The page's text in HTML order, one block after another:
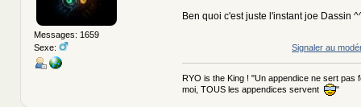
Messages: 1659
Sexe:
Ben quoi c'est juste l'instant joe Dassin
Signaler au
RYO is the King ! "Un appendice ne sert pas
moi, TOUS les appendices servent
"